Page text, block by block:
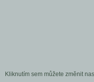
Kliknutím sem můžete změnit